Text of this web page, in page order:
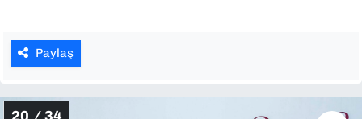
Paylaş